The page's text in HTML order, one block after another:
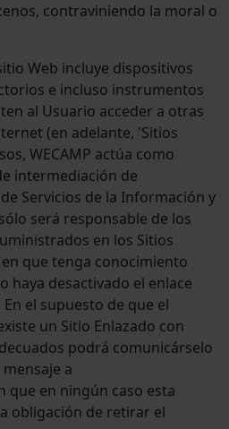
contraviniendo la moral o
Web incluye dispositivos
e incluso instrumentos
al Usuario acceder a otras
(en adelante, 'Sitios
WECAMP actúa como
intermediación de
Servicios de la Información y
será responsable de los
en los Sitios
que tenga conocimiento
haya desactivado el enlace
el supuesto de que el
un Sitio Enlazado con
podrá comunicárselo
a
que en ningún caso esta
obligación de retirar el